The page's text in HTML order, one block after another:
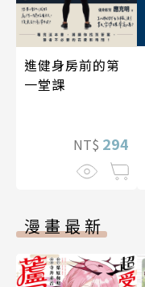
進健身房前的第
一堂課
NT$ 294
漫畫最新